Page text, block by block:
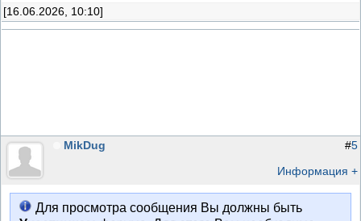
[16.06.2026, 10:10]
MikDug #5
Информация +
Для просмотра сообщения Вы должны быть